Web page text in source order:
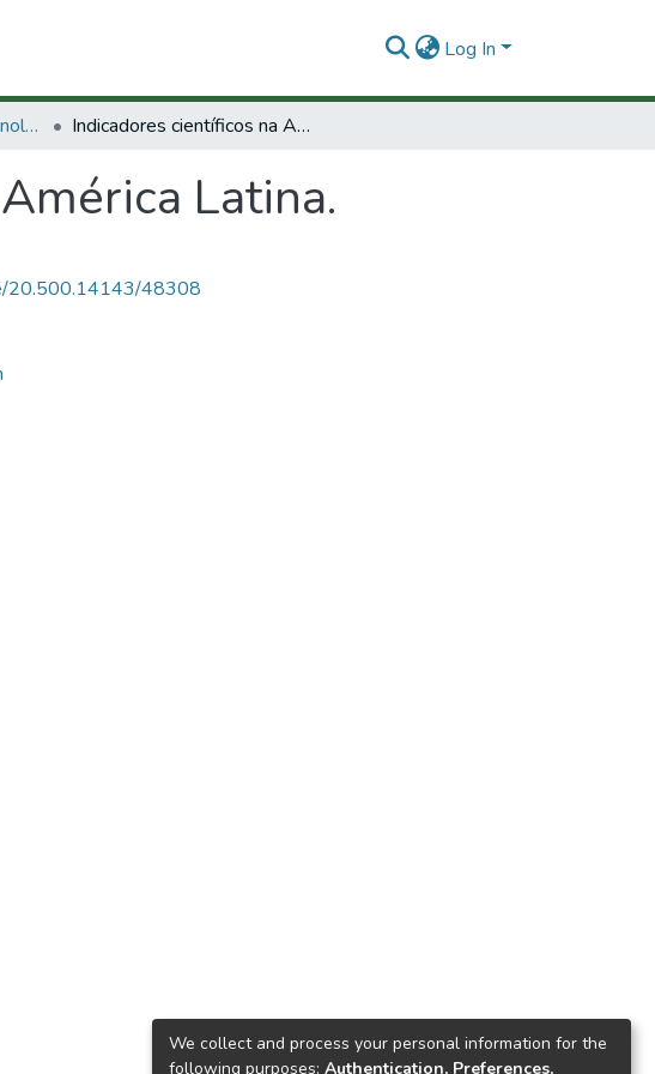
Log In
Políticas de Ciencia, Tecnología e Innovación Indicadores científicos na América Latina.
Latina.
20.500.14143/48308
We collect and process your personal information for the
following purposes: Authentication, Preferences,